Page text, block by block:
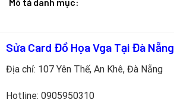
Sửa Card Đồ Họa Vga Tại Đà Nẵng
Địa chỉ: 107 Yên Thế, An Khê, Đà Nẵng
Hotline: 0905950310